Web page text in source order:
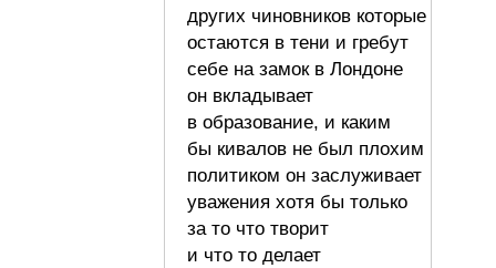
других чиновников которые
остаются в тени и гребут
себе на замок в Лондоне
он вкладывает
в образование, и каким
бы кивалов не был плохим
политиком он заслуживает
уважения хотя бы только
за то что творит
и что то делает